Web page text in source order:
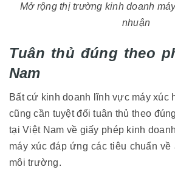
Mở rộng thị trường kinh doanh
nhuận
Tuân thủ đúng theo
Nam
Bất cứ kinh doanh lĩnh vực máy xúc
cũng cần tuyệt đối tuân thủ theo
tại Việt Nam về giấy phép kinh
máy xúc đáp ứng các tiêu chuẩn về
môi trường.